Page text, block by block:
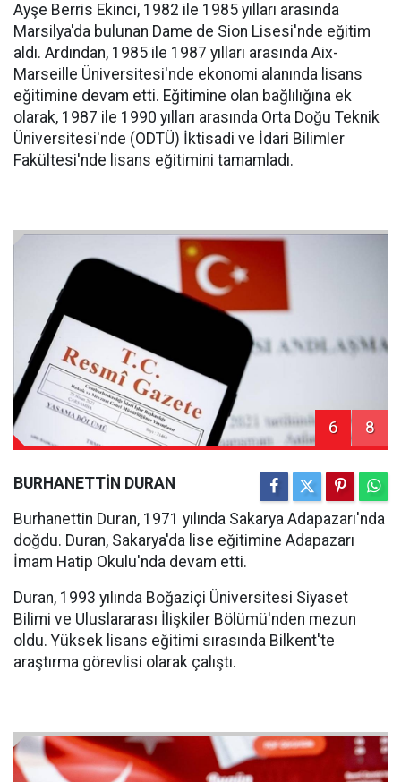
Ayşe Berris Ekinci, 1982 ile 1985 yılları arasında
Marsilya'da bulunan Dame de Sion Lisesi'nde eğitim
aldı. Ardından, 1985 ile 1987 yılları arasında Aix-
Marseille Üniversitesi'nde ekonomi alanında lisans
eğitimine devam etti. Eğitimine olan bağlılığına ek
olarak, 1987 ile 1990 yılları arasında Orta Doğu Teknik
Üniversitesi'nde (ODTÜ) İktisadi ve İdari Bilimler
Fakültesi'nde lisans eğitimini tamamladı.
6 8
BURHANETTİN DURAN
Burhanettin Duran, 1971 yılında Sakarya Adapazarı'nda
doğdu. Duran, Sakarya'da lise eğitimine Adapazarı
İmam Hatip Okulu'nda devam etti.
Duran, 1993 yılında Boğaziçi Üniversitesi Siyaset
Bilimi ve Uluslararası İlişkiler Bölümü'nden mezun
oldu. Yüksek lisans eğitimi sırasında Bilkent'te
araştırma görevlisi olarak çalıştı.